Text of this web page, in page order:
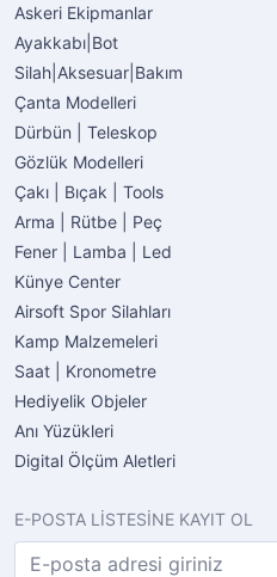
Askeri Ekipmanlar
Ayakkabı|Bot
Silah|Aksesuar|Bakım
Çanta Modelleri
Dürbün | Teleskop
Gözlük Modelleri
Çakı | Bıçak | Tools
Arma | Rütbe | Peç
Fener | Lamba | Led
Künye Center
Airsoft Spor Silahları
Kamp Malzemeleri
Saat | Kronometre
Hediyelik Objeler
Anı Yüzükleri
Digital Ölçüm Aletleri
E-POSTA LİSTESİNE KAYIT OL